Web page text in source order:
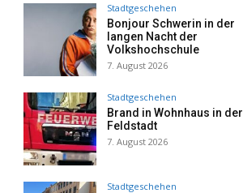
Stadtgeschehen
Bonjour Schwerin in der
langen Nacht der
Volkshochschule
7. August 2026
Stadtgeschehen
Brand in Wohnhaus in der
Feldstadt
7. August 2026
Stadtgeschehen